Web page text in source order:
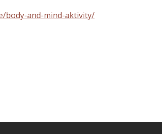
body-and-mind-aktivity/